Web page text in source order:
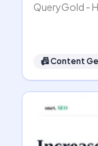
QueryGold -
📠Content